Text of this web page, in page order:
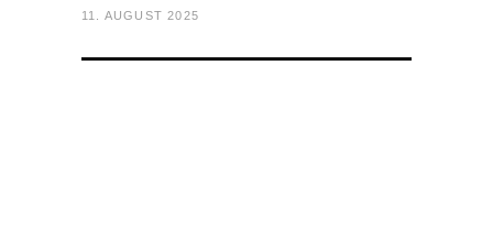
11. AUGUST 2025